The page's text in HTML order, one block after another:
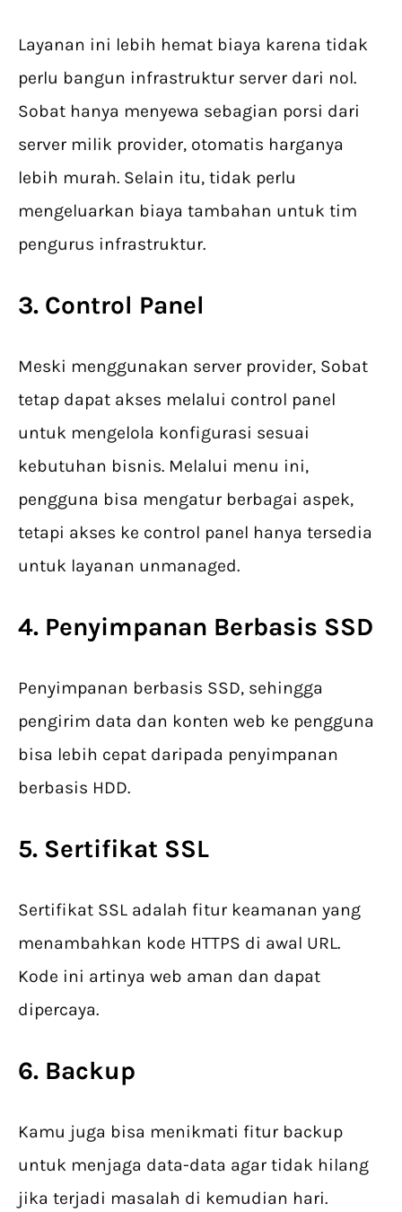
Layanan ini lebih hemat biaya karena tidak
perlu bangun infrastruktur server dari nol.
Sobat hanya menyewa sebagian porsi dari
server milik provider, otomatis harganya
lebih murah. Selain itu, tidak perlu
mengeluarkan biaya tambahan untuk tim
pengurus infrastruktur.
3. Control Panel
Meski menggunakan server provider, Sobat
tetap dapat akses melalui control panel
untuk mengelola konfigurasi sesuai
kebutuhan bisnis. Melalui menu ini,
pengguna bisa mengatur berbagai aspek,
tetapi akses ke control panel hanya tersedia
untuk layanan unmanaged.
4. Penyimpanan Berbasis SSD
Penyimpanan berbasis SSD, sehingga
pengirim data dan konten web ke pengguna
bisa lebih cepat daripada penyimpanan
berbasis HDD.
5. Sertifikat SSL
Sertifikat SSL adalah fitur keamanan yang
menambahkan kode HTTPS di awal URL.
Kode ini artinya web aman dan dapat
dipercaya.
6. Backup
Kamu juga bisa menikmati fitur backup
untuk menjaga data-data agar tidak hilang
jika terjadi masalah di kemudian hari.